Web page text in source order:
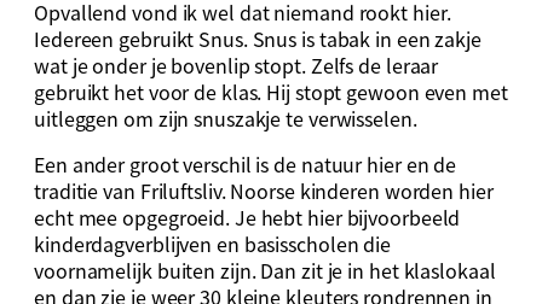
Opvallend vond ik wel dat niemand rookt hier.
Iedereen gebruikt Snus. Snus is tabak in een zakje
wat je onder je bovenlip stopt. Zelfs de leraar
gebruikt het voor de klas. Hij stopt gewoon even met
uitleggen om zijn snuszakje te verwisselen.
Een ander groot verschil is de natuur hier en de
traditie van Friluftsliv. Noorse kinderen worden hier
echt mee opgegroeid. Je hebt hier bijvoorbeeld
kinderdagverblijven en basisscholen die
voornamelijk buiten zijn. Dan zit je in het klaslokaal
en dan zie je weer 30 kleine kleuters rondrennen in